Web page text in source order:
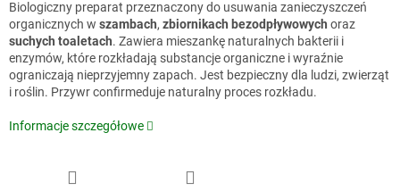
Biologiczny preparat przeznaczony do usuwania zanieczyszczeń
organicznych w szambach, zbiornikach bezodpływowych oraz
suchych toaletach. Zawiera mieszankę naturalnych bakterii i
enzymów, które rozkładają substancje organiczne i wyraźnie
ograniczają nieprzyjemny zapach. Jest bezpieczny dla ludzi, zwierząt
i roślin. Przywr confirmeduje naturalny proces rozkładu.
Informacje szczegółowe